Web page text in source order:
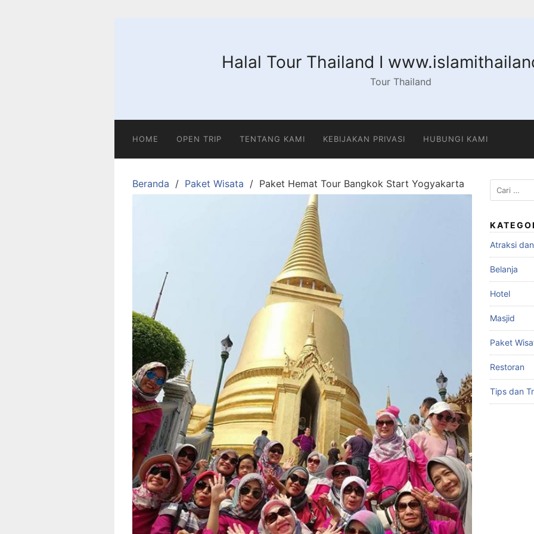
Halal Tour Thailand I
Tour Thailand
HOME OPEN TRIP TENTANG KAMI KEBIJAKAN PRIVASI HUBUNGI KAMI
Beranda Paket Wisata Paket Hemat Tour Bangkok Start Yogyakarta
Cari
untuk:
Atraksi
Belanja
Hotel
Masjid
Paket
Restoran
Tips dan